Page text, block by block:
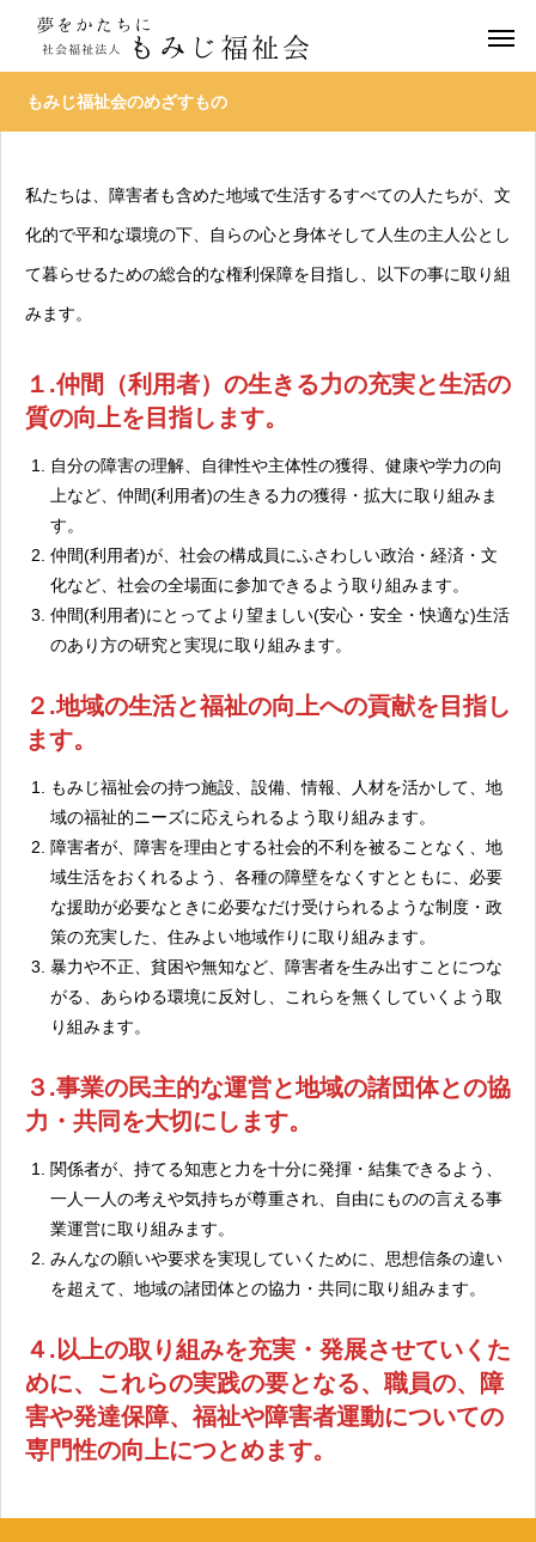
もみじ福祉会のめざすもの
私たちは、障害者も含めた地域で生活するすべての人たちが、文
化的で平和な環境の下、自らの心と身体そして人生の主人公とし
て暮らせるための総合的な権利保障を目指し、以下の事に取り組
みます。
１.仲間（利用者）の生きる力の充実と生活の
質の向上を目指します。
自分の障害の理解、自律性や主体性の獲得、健康や学力の向
上など、仲間(利用者)の生きる力の獲得・拡大に取り組みま
す。
仲間(利用者)が、社会の構成員にふさわしい政治・経済・文
化など、社会の全場面に参加できるよう取り組みます。
仲間(利用者)にとってより望ましい(安心・安全・快適な)生活
のあり方の研究と実現に取り組みます。
２.地域の生活と福祉の向上への貢献を目指し
ます。
もみじ福祉会の持つ施設、設備、情報、人材を活かして、地
域の福祉的ニーズに応えられるよう取り組みます。
障害者が、障害を理由とする社会的不利を被ることなく、地
域生活をおくれるよう、各種の障壁をなくすとともに、必要
な援助が必要なときに必要なだけ受けられるような制度・政
策の充実した、住みよい地域作りに取り組みます。
暴力や不正、貧困や無知など、障害者を生み出すことにつな
がる、あらゆる環境に反対し、これらを無くしていくよう取
り組みます。
３.事業の民主的な運営と地域の諸団体との協
力・共同を大切にします。
関係者が、持てる知恵と力を十分に発揮・結集できるよう、
一人一人の考えや気持ちが尊重され、自由にものの言える事
業運営に取り組みます。
みんなの願いや要求を実現していくために、思想信条の違い
を超えて、地域の諸団体との協力・共同に取り組みます。
４.以上の取り組みを充実・発展させていくた
めに、これらの実践の要となる、職員の、障
害や発達保障、福祉や障害者運動についての
専門性の向上につとめます。